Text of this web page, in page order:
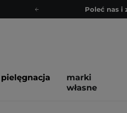
Poleć nas i
Poleć nas i
pielęgnacja
marki
własne